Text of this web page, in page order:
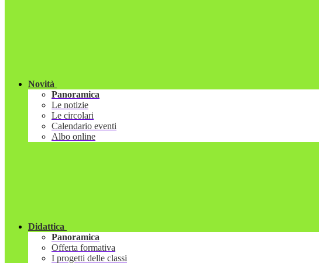
Novità
Panoramica
Le notizie
Le circolari
Calendario eventi
Albo online
Didattica
Panoramica
Offerta formativa
I progetti delle classi